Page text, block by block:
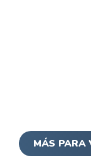
MÁS PARA